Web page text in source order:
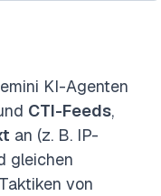
KI-Agenten
CTI-Feeds,
an (z. B. IP-
gleichen
von